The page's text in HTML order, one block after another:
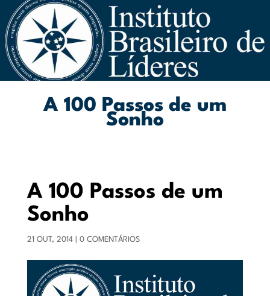
A 100 Passos de um
Sonho
A 100 Passos de um
Sonho
21 OUT, 2014| 0 COMENTÁRIOS